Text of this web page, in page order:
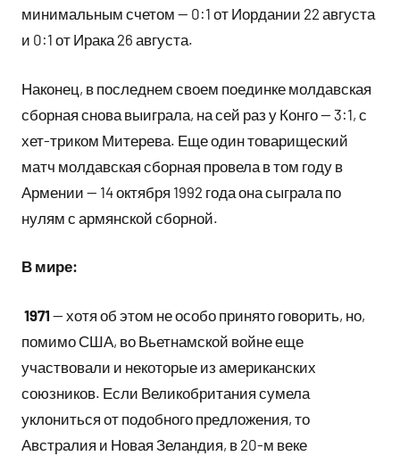
минимальным счетом — 0:1 от Иордании 22 августа
и 0:1 от Ирака 26 августа.
Наконец, в последнем своем поединке молдавская
сборная снова выиграла, на сей раз у Конго — 3:1, с
хет-триком Митерева. Еще один товарищеский
матч молдавская сборная провела в том году в
Армении — 14 октября 1992 года она сыграла по
нулям с армянской сборной.
В мире:
1971 — хотя об этом не особо принято говорить, но,
помимо США, во Вьетнамской войне еще
участвовали и некоторые из американских
союзников. Если Великобритания сумела
уклониться от подобного предложения, то
Австралия и Новая Зеландия, в 20-м веке